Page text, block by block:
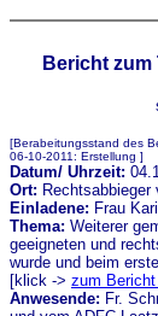
Bericht zum
[Berabeitungsstand des
06-10-2011: Erstellung ]
Datum/ Uhrzeit:
Ort:
Einladene: Frau
Thema: Weiterer
geeigneten und
wurde und beim
[klick -> zum
Anwesende: Fr.